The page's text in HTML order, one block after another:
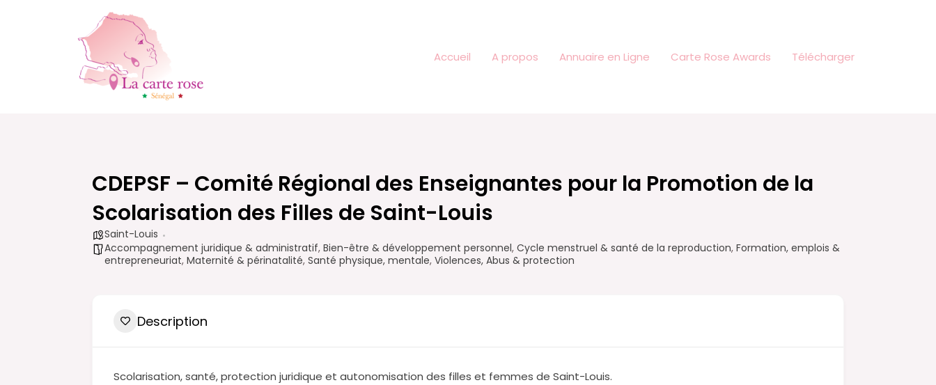
Accueil
A propos Annuaire en Ligne Carte Rose Awards Télécharger
CDEPSF – Comité Régional des Enseignantes pour la Promotion de la
Scolarisation des Filles de Saint-Louis
Saint-Louis
Accompagnement juridique & administratif, Bien-être & développement personnel, Cycle menstruel & santé de la reproduction, Formation, emplois &
entrepreneuriat, Maternité & périnatalité, Santé physique, mentale, Violences, Abus & protection
Description
Scolarisation, santé, protection juridique et autonomisation des filles et femmes de Saint-Louis.